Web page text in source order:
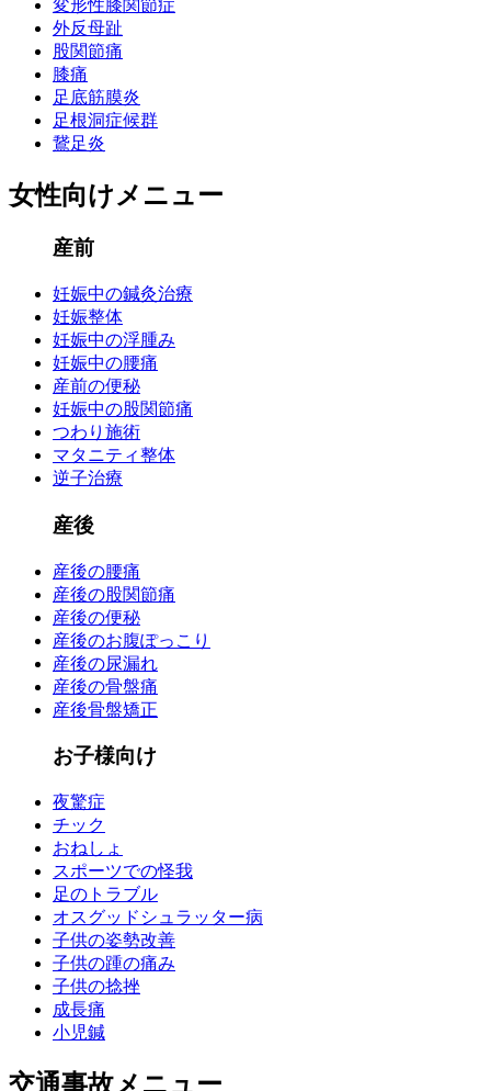
変形性膝関節症
外反母趾
股関節痛
膝痛
足底筋膜炎
足根洞症候群
鵞足炎
女性向けメニュー
産前
妊娠中の鍼灸治療
妊娠整体
妊娠中の浮腫み
妊娠中の腰痛
産前の便秘
妊娠中の股関節痛
つわり施術
マタニティ整体
逆子治療
産後
産後の腰痛
産後の股関節痛
産後の便秘
産後のお腹ぽっこり
産後の尿漏れ
産後の骨盤痛
産後骨盤矯正
お子様向け
夜驚症
チック
おねしょ
スポーツでの怪我
足のトラブル
オスグッドシュラッター病
子供の姿勢改善
子供の踵の痛み
子供の捻挫
成長痛
小児鍼
交通事故メニュー